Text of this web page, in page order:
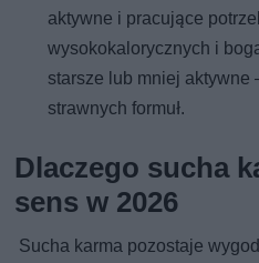
aktywne i pracujące
wysokokalorycznych i
starsze lub mniej
strawnych formuł.
Dlaczego sucha
sens w 2026
Sucha karma pozostaje